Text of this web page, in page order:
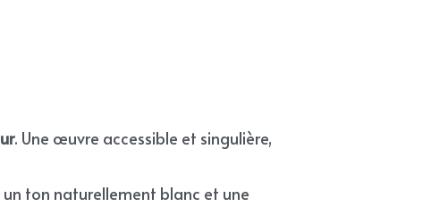
. Une œuvre accessible et singulière,
ton naturellement blanc et une